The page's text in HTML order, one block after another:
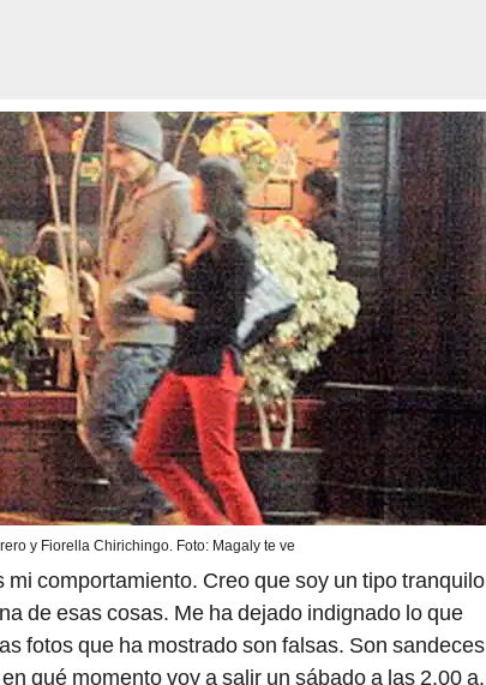
y Fiorella Chirichingo. Foto: Magaly te ve
mi comportamiento. Creo que soy un tipo tranquilo
de esas cosas. Me ha dejado indignado lo que
fotos que ha mostrado son falsas. Son sandeces
qué momento voy a salir un sábado a las 2.00 a.